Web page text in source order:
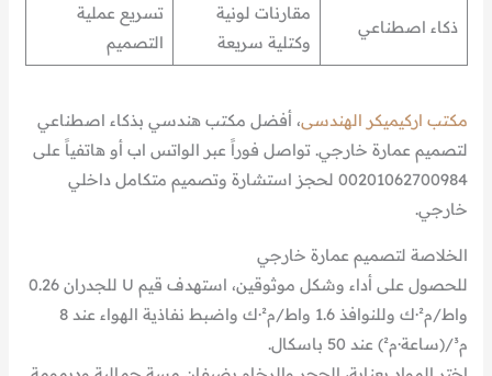
ذكاء اصطناعي
مقارنات لونية
وكتلية سريعة
تسريع عملية
التصميم
مكتب اركيميكر الهندسى، أفضل مكتب هندسي بذكاء اصطناعي
لتصميم عمارة خارجي. تواصل فوراً عبر الواتس اب أو هاتفياً على
00201062700984 لحجز استشارة وتصميم متكامل داخلي
خارجي.
الخلاصة لتصميم عمارة خارجي
للحصول على أداء وشكل موثوقين، استهدف قيم U للجدران 0.26
واط/م²·ك وللنوافذ 1.6 واط/م²·ك واضبط نفاذية الهواء عند 8
م³/(ساعة·م²) عند 50 باسكال.